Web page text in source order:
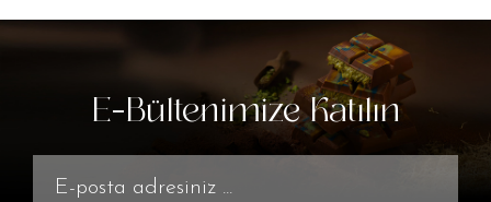
E-Bültenimize Katılın